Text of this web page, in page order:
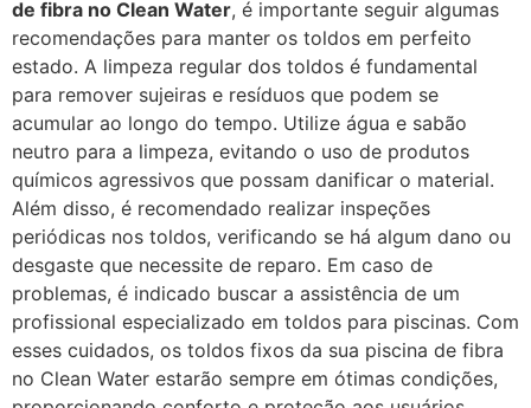
de fibra no Clean Water, é importante seguir algumas
recomendações para manter os toldos em perfeito
estado. A limpeza regular dos toldos é fundamental
para remover sujeiras e resíduos que podem se
acumular ao longo do tempo. Utilize água e sabão
neutro para a limpeza, evitando o uso de produtos
químicos agressivos que possam danificar o material.
Além disso, é recomendado realizar inspeções
periódicas nos toldos, verificando se há algum dano ou
desgaste que necessite de reparo. Em caso de
problemas, é indicado buscar a assistência de um
profissional especializado em toldos para piscinas. Com
esses cuidados, os toldos fixos da sua piscina de fibra
no Clean Water estarão sempre em ótimas condições,